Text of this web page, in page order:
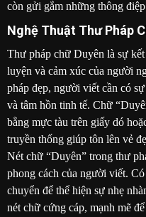
còn gửi gắm những thông
Nghệ Thuật Thư Pháp
Thư pháp chữ Duyên là sự
luyện và cảm xúc của người
pháp đẹp, người viết cần có
và tâm hồn tinh tế. Chữ
bằng mực tàu trên giấy dó
truyền thống giúp tôn lên vẻ
Nét chữ “Duyên” trong thư
phong cách của người viết.
chuyển để thể hiện sự nhẹ
nét chữ cứng cáp, mạnh mẽ